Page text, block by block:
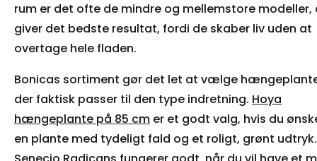
rum er det ofte de mindre og mellemstore modeller,
giver det bedste resultat, fordi de skaber liv uden at
overtage hele fladen.
Bonicas sortiment gør det let at vælge
der faktisk passer til den type indretning. Hoya
hængeplante på 85 cm er et godt valg, hvis du
en plante med tydeligt fald og et roligt, grønt udtryk.